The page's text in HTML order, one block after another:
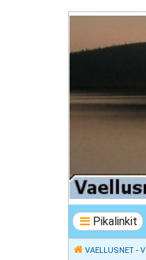
Keskustelua
Pikalinkit
VAELLUSNET -